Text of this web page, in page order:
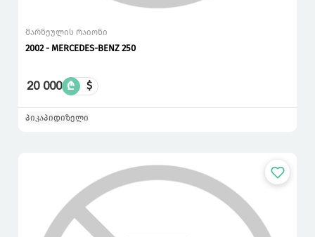
მარნეულის რაიონი
2002 - MERCEDES-BENZ 250
20 000 ₾ $
პიკაპიდიზელი